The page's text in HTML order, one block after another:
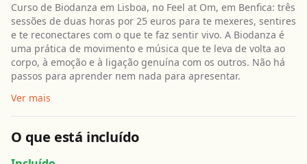
Curso de Biodanza em Lisboa, no Feel at Om, em Benfica: três
sessões de duas horas por 25 euros para te mexeres, sentires
e te reconectares com o que te faz sentir vivo. A Biodanza é
uma prática de movimento e música que te leva de volta ao
corpo, à emoção e à ligação genuína com os outros. Não há
passos para aprender nem nada para apresentar.
Ver mais
O que está incluído